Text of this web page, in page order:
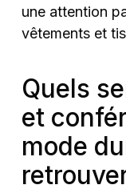
une attention
vêtements et
Quels
et
mode